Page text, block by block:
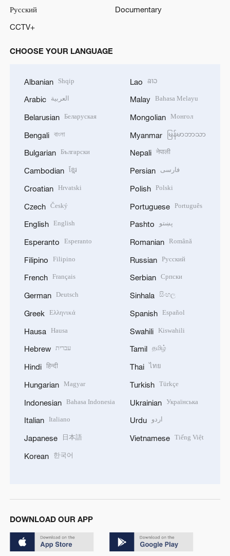
Русский
Documentary
CCTV+
CHOOSE YOUR LANGUAGE
Albanian Shqip
Arabic العربية
Belarusian Беларуская
Bengali বাংলা
Bulgarian Български
Cambodian ខ្មែរ
Croatian Hrvatski
Czech Český
English English
Esperanto Esperanto
Filipino Filipino
French Français
German Deutsch
Greek Ελληνικά
Hausa Hausa
Hebrew עברית
Hindi हिन्दी
Hungarian Magyar
Indonesian Bahasa Indonesia
Italian Italiano
Japanese 日本語
Korean 한국어
Lao ລາວ
Malay Bahasa Melayu
Mongolian Монгол
Myanmar မြန်မာဘာသာ
Nepali नेपाली
Persian فارسی
Polish Polski
Portuguese Português
Pashto پښتو
Romanian Română
Russian Русский
Serbian Српски
Sinhala සිංහල
Spanish Español
Swahili Kiswahili
Tamil தமிழ்
Thai ไทย
Turkish Türkçe
Ukrainian Українська
Urdu اردو
Vietnamese Tiếng Việt
DOWNLOAD OUR APP